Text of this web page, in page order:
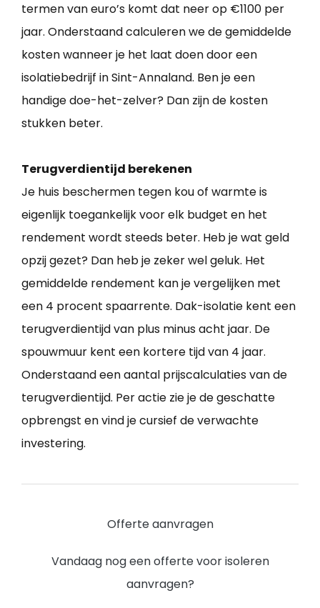
termen van euro’s komt dat neer op €1100 per
jaar. Onderstaand calculeren we de gemiddelde
kosten wanneer je het laat doen door een
isolatiebedrijf in Sint-Annaland. Ben je een
handige doe-het-zelver? Dan zijn de kosten
stukken beter.
Terugverdientijd berekenen
Je huis beschermen tegen kou of warmte is
eigenlijk toegankelijk voor elk budget en het
rendement wordt steeds beter. Heb je wat geld
opzij gezet? Dan heb je zeker wel geluk. Het
gemiddelde rendement kan je vergelijken met
een 4 procent spaarrente. Dak-isolatie kent een
terugverdientijd van plus minus acht jaar. De
spouwmuur kent een kortere tijd van 4 jaar.
Onderstaand een aantal prijscalculaties van de
terugverdientijd. Per actie zie je de geschatte
opbrengst en vind je cursief de verwachte
investering.
Offerte aanvragen
Vandaag nog een offerte voor isoleren
aanvragen?